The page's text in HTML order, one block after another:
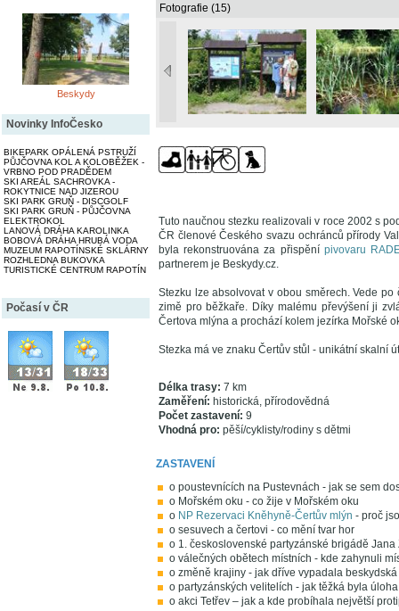
Beskydy
Novinky InfoČesko
BIKEPARK OPÁLENÁ PSTRUŽÍ
PŮJČOVNA KOL A KOLOBĚŽEK -
VRBNO POD PRADĚDEM
SKI AREÁL SACHROVKA -
ROKYTNICE NAD JIZEROU
SKI PARK GRUŇ - DISCGOLF
SKI PARK GRUŇ - PŮJČOVNA
ELEKTROKOL
LANOVÁ DRÁHA KAROLINKA
BOBOVÁ DRÁHA HRUBÁ VODA
MUZEUM RAPOTÍNSKÉ SKLÁRNY
ROZHLEDNA BUKOVKA
TURISTICKÉ CENTRUM RAPOTÍN
Počasí v ČR
Fotografie (15)
Tuto naučnou stezku realizovali v roce 2002 s
ČR členové Českého svazu ochránců přírody
byla rekonstruována za přispění pivovaru
partnerem je Beskydy.cz.
Stezku lze absolvovat v obou směrech. Vede
zimě pro běžkaře. Díky malému převýšení ji
Čertova mlýna a prochází kolem jezírka Mořské
Stezka má ve znaku Čertův stůl - unikátní skalní
Délka trasy: 7 km
Zaměření: historická, přírodovědná
Počet zastavení: 9
Vhodná pro: pěší/cyklisty/rodiny s dětmi
ZASTAVENÍ
o poustevnících na Pustevnách - jak se sem
o Mořském oku - co žije v Mořském oku
o NP Rezervaci Kněhyně-Čertův mlýn - proč
o sesuvech a čertovi - co mění tvar hor
o 1. československé partyzánské brigádě
o válečných obětech místních - kde zahynuli
o změně krajiny - jak dříve vypadala
o partyzánských velitelích - jak těžká byla
o akci Tetřev – jak a kde probíhala největší